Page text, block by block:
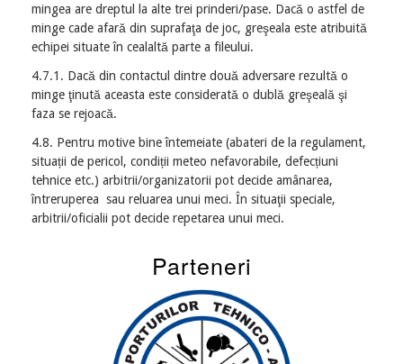
mingea are dreptul la alte trei prinderi/pase. Dacă o astfel de
minge cade afară din suprafaţa de joc, greşeala este atribuită
echipei situate în cealaltă parte a fileului.
4.7.1. Dacă din contactul dintre două adversare rezultă o
minge ţinută aceasta este considerată o dublă greşeală şi
faza se rejoacă.
4.8. Pentru motive bine întemeiate (abateri de la regulament,
situații de pericol, condiții meteo nefavorabile, defecțiuni
tehnice etc.) arbitrii/organizatorii pot decide amânarea,
întreruperea sau reluarea unui meci. În situaţii speciale,
arbitrii/oficialii pot decide repetarea unui meci.
Parteneri